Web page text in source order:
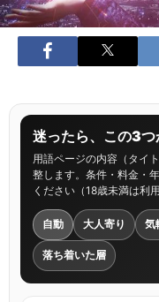
迷ったら、この3
用語ページの内容（タイ
整します。条件・料金・
ください（18歳未満は利
自動 大人寄り 気
落ち着いた層